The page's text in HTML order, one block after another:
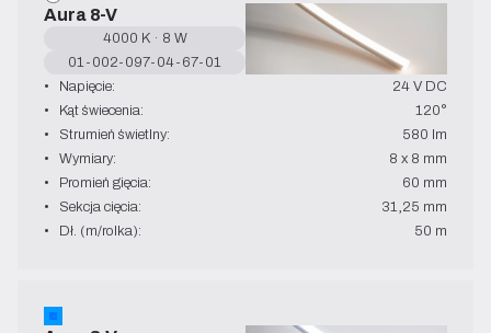
Aura 8-V
4000 K · 8 W
01-002-097-04-67-01
•   Napięcie:
24 V DC
•   Kąt świecenia:
120°
•   Strumień świetlny:
580 lm
•   Wymiary:
8 x 8 mm
•   Promień gięcia:
60 mm
•   Sekcja cięcia:
31,25 mm
•   Dł. (m/rolka):
50 m